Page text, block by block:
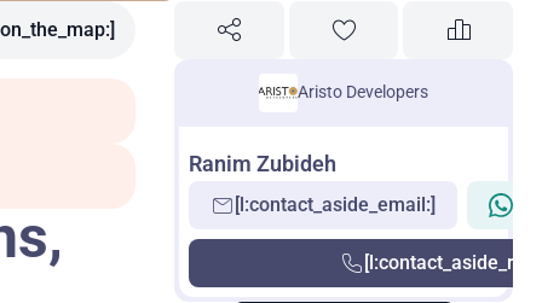
Aristo Developers
Ranim Zubideh
[l:contact_aside_email:]